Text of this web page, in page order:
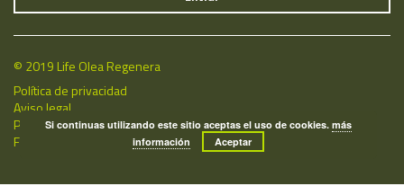
© 2019 Life Olea Regenera
Política de privacidad
Aviso legal
Política de cookies
Fecha de última actualización: 06/08/2026
Si continuas utilizando este sitio aceptas el uso de cookies.más
información
Aceptar